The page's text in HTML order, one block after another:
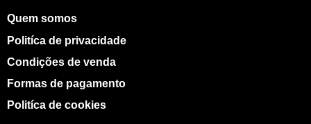
Quem somos
Politíca de privacidade
Condições de venda
Formas de pagamento
Politíca de cookies